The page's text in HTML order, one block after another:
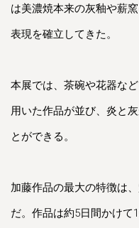
は美濃焼本来の灰釉や薪
表現を確立してきた。
本展では、茶碗や花器な
用いた作品が並び、炎と
とができる。
加藤作品の最大の特徴は
だ。作品は約5日間かけて